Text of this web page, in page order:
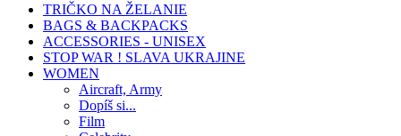
TRIČKO NA ŽELANIE
BAGS & BACKPACKS
ACCESSORIES - UNISEX
STOP WAR ! SLAVA UKRAJINE
WOMEN
Aircraft, Army
Dopíš si...
Film